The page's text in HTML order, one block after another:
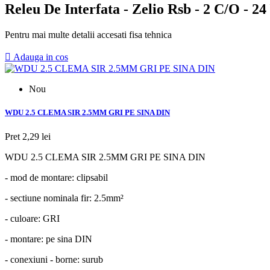
Releu De Interfata - Zelio Rsb - 2 C/O -
Pentru mai multe detalii accesati fisa tehnica
 Adauga in cos
Nou
WDU 2.5 CLEMA SIR 2.5MM GRI PE SINA DIN
Pret 2,29 lei
WDU 2.5 CLEMA SIR 2.5MM GRI PE SINA DIN
- mod de montare: clipsabil
- sectiune nominala fir: 2.5mm²
- culoare: GRI
- montare: pe sina DIN
- conexiuni - borne: surub